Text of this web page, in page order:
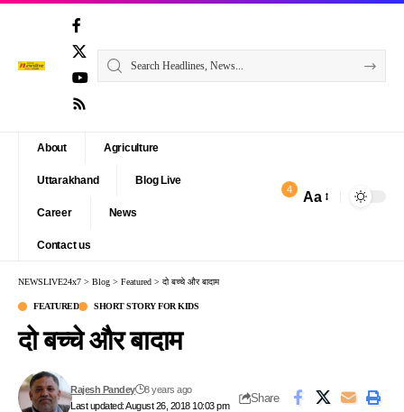
About Agriculture
Uttarakhand Blog Live
Career News
Contact us
4 Aa
NEWSLIVE24x7 > Blog > Featured > दो बच्चे और बादाम
FEATURED SHORT STORY FOR KIDS
दो बच्चे और बादाम
Last updated: August 26, 2018 10:03 pm
Rajesh Pandey 8 years ago
Share